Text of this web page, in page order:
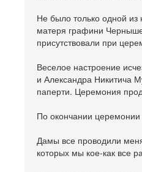
Не было только одной из
матеря графини
присутствовали при
Веселое настроение
и Александра Никитича
паперти. Церемония
По окончании
Дамы все проводили
которых мы кое-как все